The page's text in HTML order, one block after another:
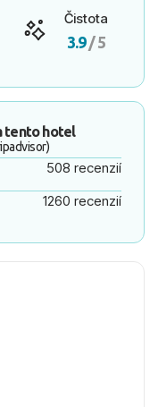
Čistota
3.9/ 5
tento hotel
508 recenzií
1260 recenzií